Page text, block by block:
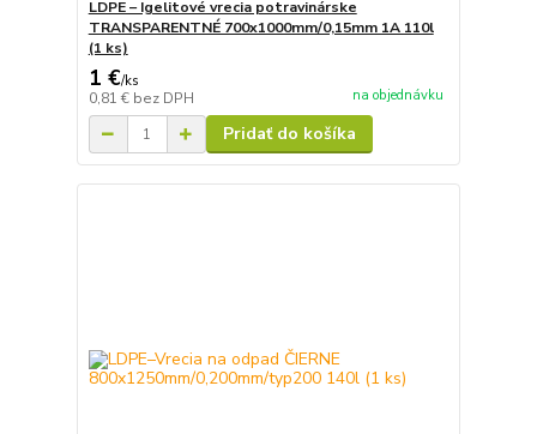
LDPE – Igelitové vrecia potravinárske
TRANSPARENTNÉ 700x1000mm/0,15mm 1A 110l
(1 ks)
1 €/ks
0,81 € bez DPH na objednávku
Pridať do košíka